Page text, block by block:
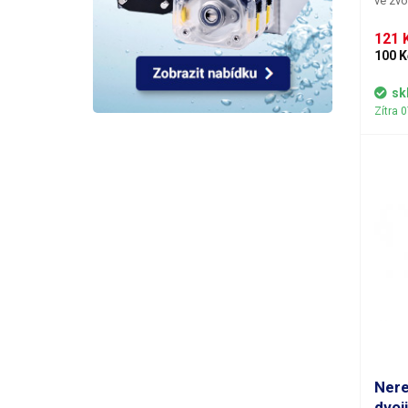
121
100
Zítra